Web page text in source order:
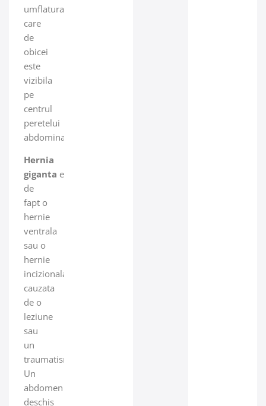
umflatura
care
de
obicei
este
vizibila
pe
centrul
peretelui
abdominal.
Hernia
giganta este
de
fapt o
hernie
ventrala
sau o
hernie
incizionala
cauzata
de o
leziune
sau
un
traumatism.
Un
abdomen
deschis